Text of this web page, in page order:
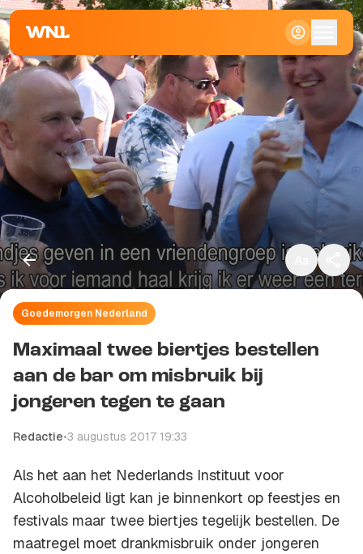
Klein
Standaard
Groot
Goedemorgen Nederland
Maximaal twee biertjes bestellen
aan de bar om misbruik bij
jongeren tegen te gaan
Redactie•3 augustus 2017 19:33
Als het aan het Nederlands Instituut voor
Alcoholbeleid ligt kan je binnenkort op feestjes en
festivals maar twee biertjes tegelijk bestellen. De
maatregel moet drankmisbruik onder jongeren